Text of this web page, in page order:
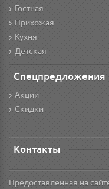
Гостная
Прихожая
Кухня
Детская
Спецпредложения
Акции
Скидки
Контакты
Предоставленная на